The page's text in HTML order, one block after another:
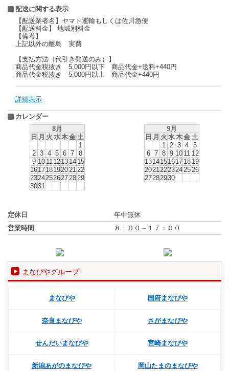
配送に関する表示
【配送業者名】ヤマト運輸もしくは佐川急便
【配送料金】 地域別料金
【備考】
上記以外の離島 実費
【支払方法（代引き発送のみ）】
商品代金税抜き 5,000円以下 商品代金+送料+440円
商品代金税抜き 5,000円以上 商品代金+440円
詳細表示
カレンダー
8月
日 月 火 水木金 土
1
2 3 4 5 6 7 8
9 10 11 1213 14 15
1617181920 21 22
2324252627 28 29
3031
9月
日 月 火 水木金 土
1
2 3 4 5
6 7 8 9 10 11 12
1314151617 18 19
2021 222324 25 26
27282930
定休日
年中無休
営業時間
８：００～１７：００
まなびやグループ
まなびや 国府まなびや
奈良まなびや さがまなびや
せんだいまなびや 宮崎まなびや
新潟あがのまなびや 岡山たまのまなびや